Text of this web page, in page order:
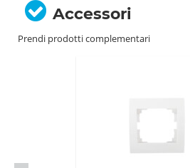
Accessori
Prendi prodotti complementari